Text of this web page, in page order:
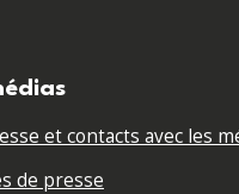
et contacts avec les
de presse